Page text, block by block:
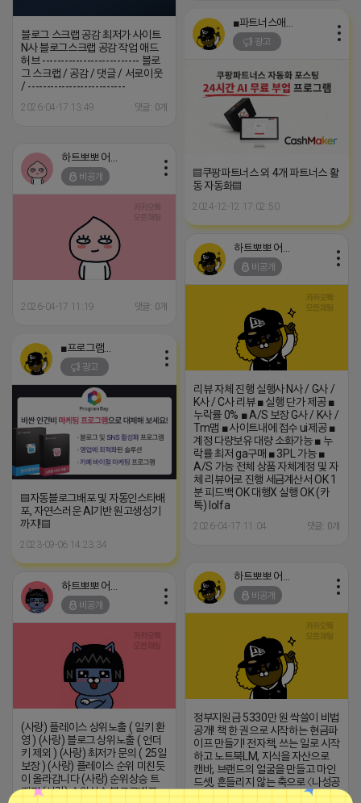
블로그 스크랩 공감 최저가 사이트
N사 블로그스크랩 공감 작업 애드
허브 -------------------------- 블로
그 스크랩 / 공감 / 댓글 / 서로이웃
/ --------------------------
2026-04-17 13:49 댓글: 0개
광고
▤쿠팡파트너스 외 4개 파트너스 활
동 자동화▤
2024-12-12 17:02:50
비공개
2026-04-17 11:19 댓글: 0개
비공개
리뷰 자체 진행 실행사 N사 / G사 /
K사 / C사 리뷰 ■ 실행 단가 제공 ■
누락률 0% ■ A/S 보장 G사 / K사 /
Tm맵 ■ 사이트내에 접수 ui제공 ■
계정 다량보유 대량 소화가능 ■ 누
락률 최저 ga구매 ■ 3PL 가능 ■
A/S 가능 전체 상품 자체계정 및 자
체 리뷰어로 진행 세금계산서 OK 1
분 피드백 OK 대행X 실행 OK (카
톡) lolfa
2026-04-17 11:04 댓글: 0개
광고
▤자동블로그배포 및 자동인스타배
포, 자연스러운 AI기반 원고생성기
까지!▤
2023-09-06 14:23:34
비공개
정부지원금 5330만 원 싹쓸이 비법
공개! 책 한 권으로 시작하는 현금파
이프 만들기! 전자책, 쓰는 일로 시작
하고 노트북LM, 지식을 자산으로
캔바, 브랜드의 얼굴을 만들고 마인
드셋, 흔들리지 않는 축으로 〈나성공
윈윈 파트너스〉 4인 4색 수강생과
비공개
(사랑) 플레이스 상위노출 ( 일키 환
영 ) (사랑) 블로그 상위노출 ( 언더
키 제외 ) (사랑) 최저가 문의 ( 25일
보장 ) (사랑) 플레이스 순위 미친듯
이 올라갑니다 (사랑) 순위상승 트
래픽 (사랑) 순위상승 블로그배포